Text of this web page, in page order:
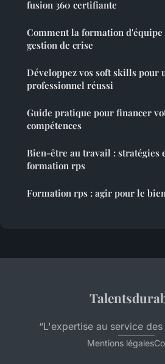
fusion 360 certifiante
Comment la formation
gestion de crise
Développez vos soft skills pour
professionnel réussi
Guide pratique pour financer
compétences
Bien-être au travail : stratégies
formation rps
Formation rps : agir pour le
“L'expertise au service
Mentions légales